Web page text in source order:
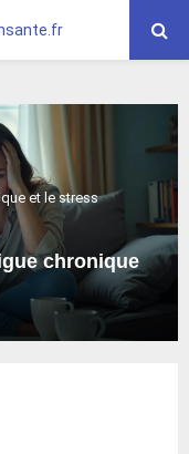
et le stress
chronique